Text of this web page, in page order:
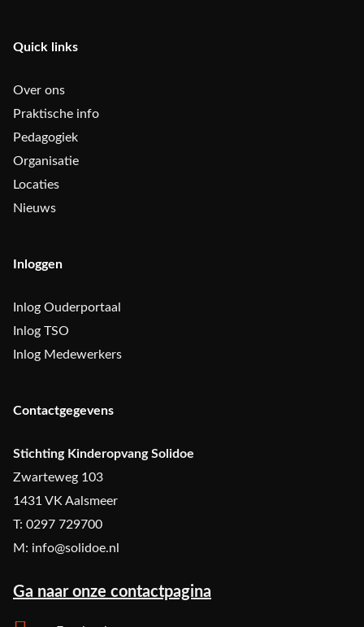
Quick links
Over ons
Praktische info
Pedagogiek
Organisatie
Locaties
Nieuws
Inloggen
Inlog Ouderportaal
Inlog TSO
Inlog Medewerkers
Contactgegevens
Stichting Kinderopvang Solidoe
Zwarteweg 103
1431 VK Aalsmeer
T: 0297 729700
M: info@solidoe.nl
Ga naar onze contactpagina